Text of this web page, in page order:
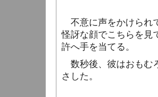
不意に声をかけられ
怪訝な顔でこちらを見
許へ手を当てる。
数秒後、彼はおもむ
さした。